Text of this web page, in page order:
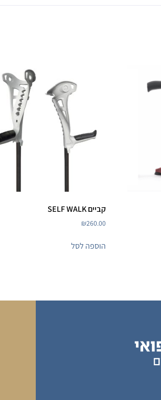
קביים SELF WALK
₪260.00
הוספה לסל